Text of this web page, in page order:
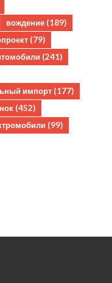
вождение (189)
(79)
(241)
импорт (177)
(452)
(99)